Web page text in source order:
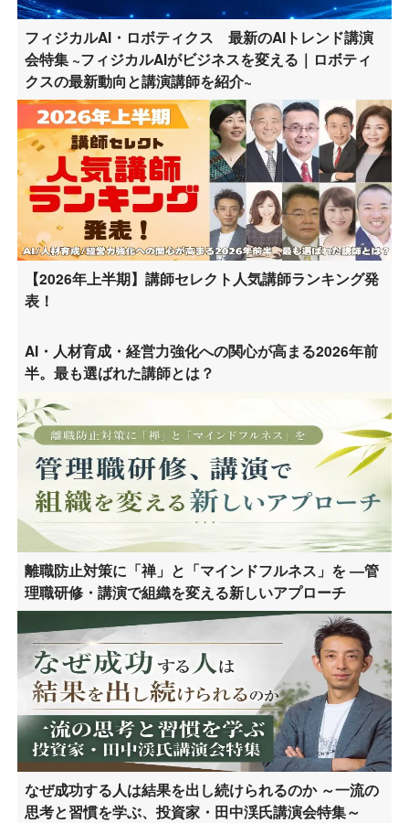
フィジカルAI・ロボティクス 最新のAIトレンド講演
会特集 ~フィジカルAIがビジネスを変える｜ロボティ
クスの最新動向と講演講師を紹介~
【2026年上半期】講師セレクト人気講師ランキング発
表！
AI・人材育成・経営力強化への関心が高まる2026年前
半。最も選ばれた講師とは？
離職防止対策に「禅」と「マインドフルネス」を ―管
理職研修・講演で組織を変える新しいアプローチ
なぜ成功する人は結果を出し続けられるのか ～一流の
思考と習慣を学ぶ、投資家・田中渓氏講演会特集～